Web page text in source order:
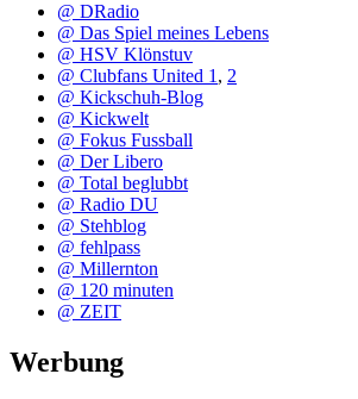
@ DRadio
@ Das Spiel meines Lebens
@ HSV Klönstuv
@ Clubfans United 1, 2
@ Kickschuh-Blog
@ Kickwelt
@ Fokus Fussball
@ Der Libero
@ Total beglubbt
@ Radio DU
@ Stehblog
@ fehlpass
@ Millernton
@ 120 minuten
@ ZEIT
Werbung